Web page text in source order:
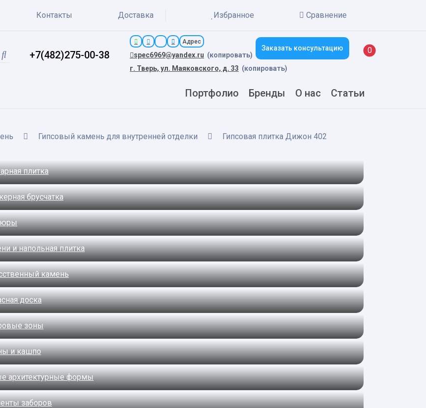
Контакты Доставка Избранное Сравнение
+7(482)275-00-38
Адрес
spec6969@yandex.ru (копировать)
Заказать консультацию
г. Тверь, ул. Маяковского, д. 33 (копировать)
0New alerts
Портфолио Бренды О нас Статьи
Гипсовый камень для внутренней отделки Гипсовая плитка Дижон 402
плитка
брусчатка
и напольная плитка
камень
доска
зоны
и кашпо
архитектурные формы
заборов